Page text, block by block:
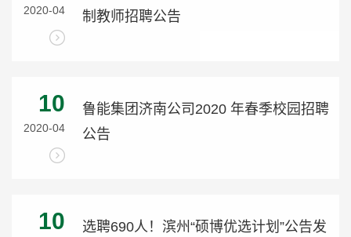
2020-04
制教师招聘公告
10
2020-04
鲁能集团济南公司2020 年春季校园招聘
公告
10
选聘690人！滨州“硕博优选计划”公告发